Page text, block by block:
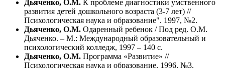
Дьяченко, О.М. К проблеме диагностики умственного
развития детей дошкольного возраста (3-7 лет) //
Психологическая наука и образование". 1997, №2.
Дьяченко, О.М. Одаренный ребенок / Под ред. О.М.
Дьяченко. – М.: Международный образовательный и
психологический колледж, 1997 – 140 с.
Дьяченко, О.М. Программа «Развитие» //
Психологическая наука и образование, 1996, №3.